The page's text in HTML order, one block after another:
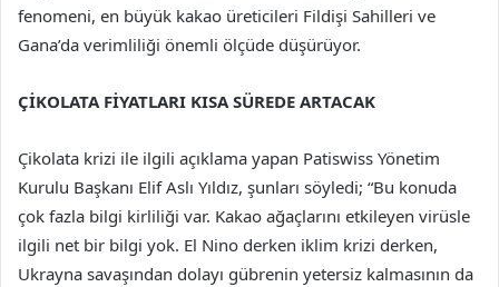
fenomeni, en büyük kakao üreticileri Fildişi Sahilleri ve
Gana’da verimliliği önemli ölçüde düşürüyor.
ÇİKOLATA FİYATLARI KISA SÜREDE ARTACAK
Çikolata krizi ile ilgili açıklama yapan Patiswiss Yönetim
Kurulu Başkanı Elif Aslı Yıldız, şunları söyledi; “Bu konuda
çok fazla bilgi kirliliği var. Kakao ağaçlarını etkileyen virüsle
ilgili net bir bilgi yok. El Nino derken iklim krizi derken,
Ukrayna savaşından dolayı gübrenin yetersiz kalmasının da